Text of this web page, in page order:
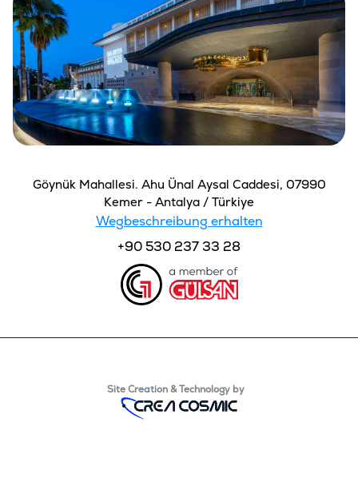
Göynük Mahallesi. Ahu Ünal Aysal Caddesi, 07990
Kemer - Antalya / Türkiye
Wegbeschreibung erhalten
+90 530 237 33 28
Site Creation & Technology by